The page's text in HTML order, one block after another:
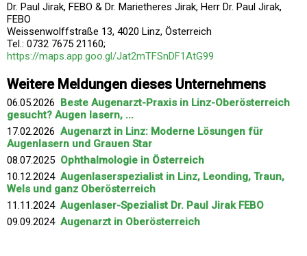
Dr. Paul Jirak, FEBO & Dr. Marietheres Jirak, Herr Dr. Paul Jirak,
FEBO
Weissenwolffstraße 13, 4020 Linz, Österreich
Tel.: 0732 7675 21160;
https://maps.app.goo.gl/Jat2mTFSnDF1AtG99
Weitere Meldungen dieses Unternehmens
06.05.2026 Beste Augenarzt-Praxis in Linz-Oberösterreich
gesucht? Augen lasern, ...
17.02.2026 Augenarzt in Linz: Moderne Lösungen für
Augenlasern und Grauen Star
08.07.2025 Ophthalmologie in Österreich
10.12.2024 Augenlaserspezialist in Linz, Leonding, Traun,
Wels und ganz Oberösterreich
11.11.2024 Augenlaser-Spezialist Dr. Paul Jirak FEBO
09.09.2024 Augenarzt in Oberösterreich